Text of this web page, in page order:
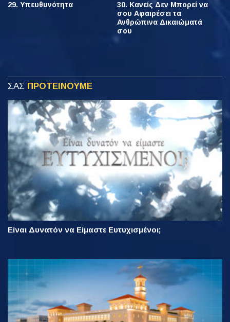
29. Υπευθυνότητα
30. Κανείς Δεν Μπορεί να
σου Αφαιρέσει τα
Ανθρώπινα Δικαιώματά
σου
ΣΑΣ ΠΡΟΤΕΙΝΟΥΜΕ
Είναι Δυνατόν να Είμαστε Ευτυχισμένοι;